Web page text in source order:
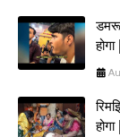
डमरू